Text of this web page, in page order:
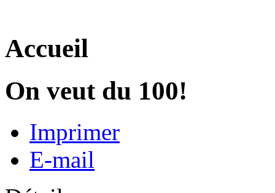
Accueil
On veut du 100!
Imprimer
E-mail